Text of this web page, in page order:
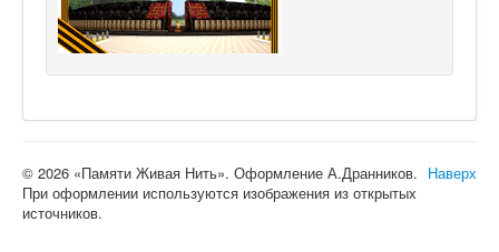
Наверх
© 2026 «Памяти Живая Нить». Оформление А.Дранников.
При оформлении используются изображения из открытых
источников.